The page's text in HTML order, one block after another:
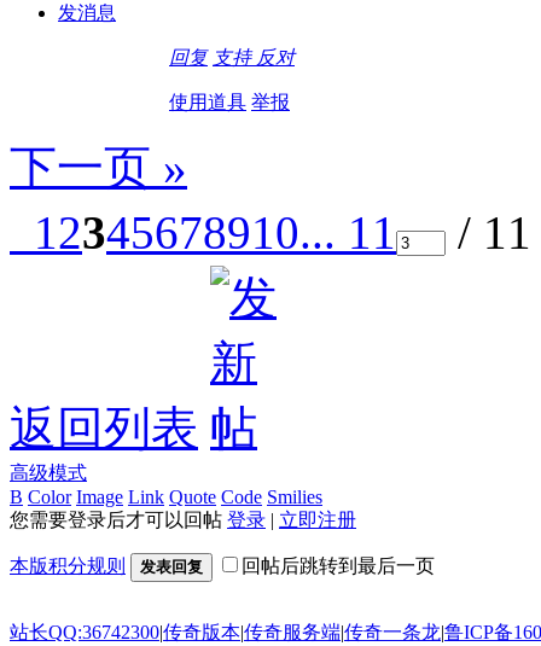
发消息
回复 支持 反对
使用道具 举报
下一页 »
12345678910... 11 /
返回列表
高级模式
B Color Image Link Quote Code Smilies
您需要登录后才可以回帖 登录 | 立即注册
本版积分规则 发表回复 回帖后跳转到最后一页
站长QQ:36742300|传奇版本|传奇服务端|传奇一条龙|鲁ICP备